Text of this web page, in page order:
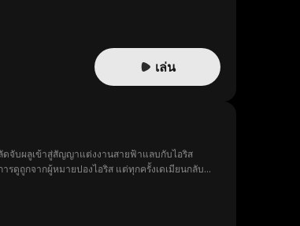
เล่น
ดจับผลูเข้าสู่สัญญาแต่งงานสายฟ้าแลบกับไอริส
รดูถูกจากผู้หมายปองไอริส แต่ทุกครั้งเดเมียนกลับ